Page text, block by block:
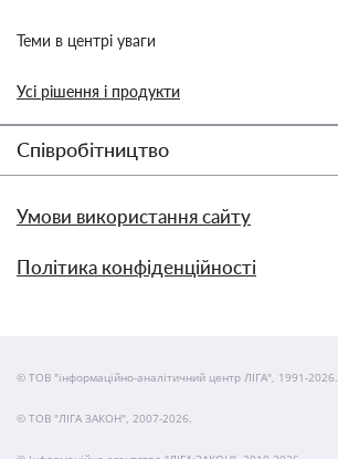
Теми в центрі уваги
Усі рішення і продукти
Співробітництво
Умови використання сайту
Політика конфіденційності
© ТОВ "інформаційно-аналітичний центр ЛІГА", 1991-2026.
© ТОВ "ЛІГА ЗАКОН", 2007-2026.